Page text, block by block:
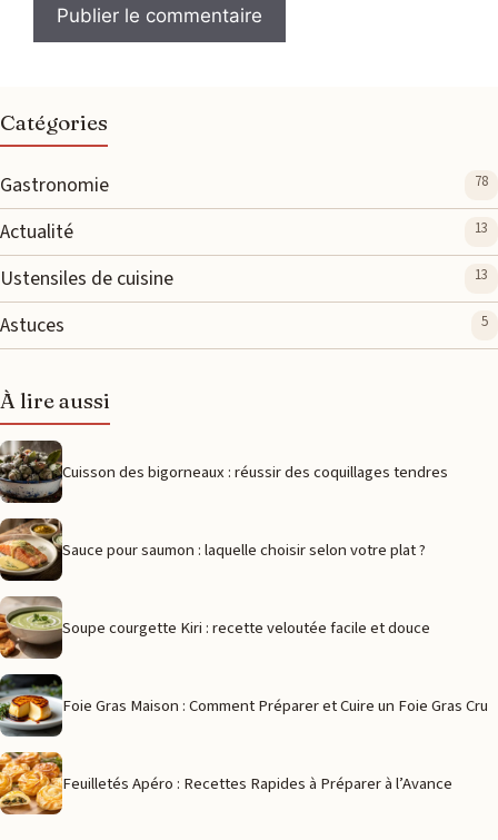
Catégories
Gastronomie 78
Actualité 13
Ustensiles de cuisine 13
Astuces 5
À lire aussi
Cuisson des bigorneaux : réussir des coquillages tendres
Sauce pour saumon : laquelle choisir selon votre plat ?
Soupe courgette Kiri : recette veloutée facile et douce
Foie Gras Maison : Comment Préparer et Cuire un Foie Gras Cru
Feuilletés Apéro : Recettes Rapides à Préparer à l’Avance